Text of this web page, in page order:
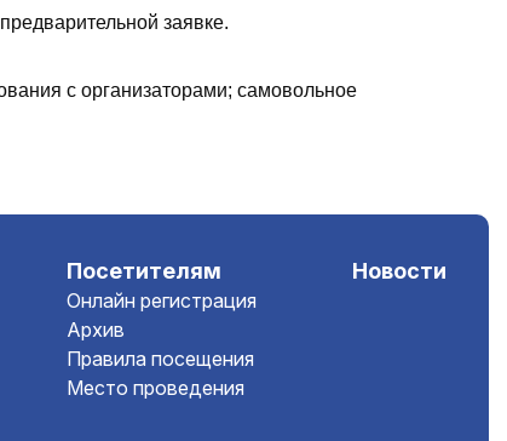
заявке.
с организаторами; самовольное
Посетителям
Онлайн регистрация
Архив
Правила посещения
Место проведения
Новости